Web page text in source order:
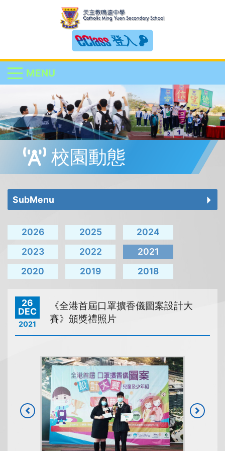
登入
MENU
校園動態
SubMenu
2026 2025
2024
2023
2022
2021
2020
2019 2018
26
DEC
2021
《全港首屆口罩擴香儀圖案設計大
賽》頒獎禮照片